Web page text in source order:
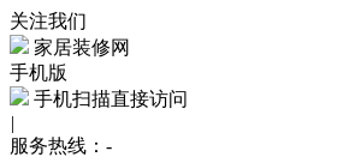
关注我们
家居装修网
手机版
手机扫描直接访问
|
服务热线： -